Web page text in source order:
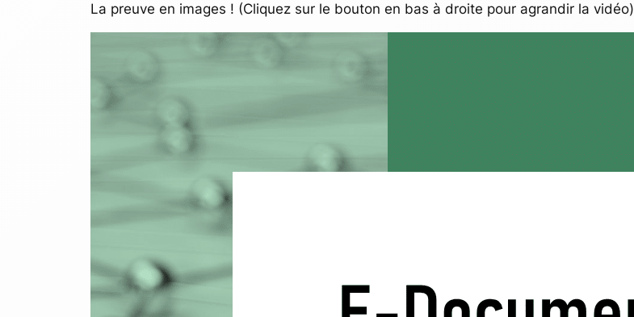
La preuve en images ! (Cliquez sur le bouton en bas à droite pour agrandir la vidéo)